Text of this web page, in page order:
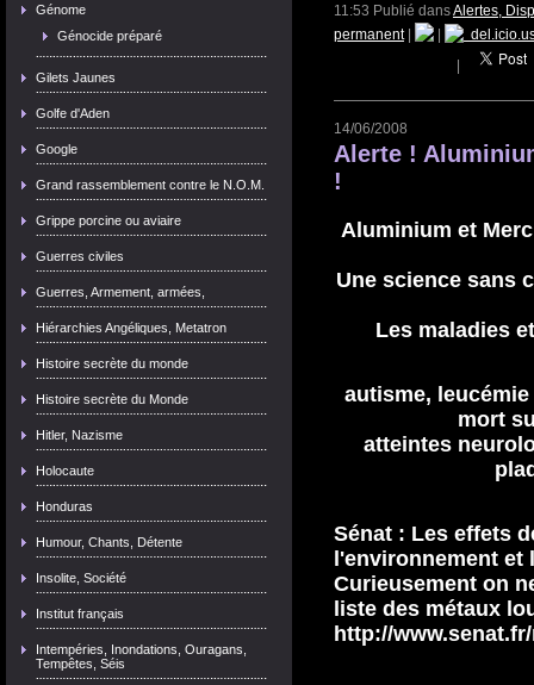
Génome
Génocide préparé
Gilets Jaunes
Golfe d'Aden
Google
Grand rassemblement contre le N.O.M.
Grippe porcine ou aviaire
Guerres civiles
Guerres, Armement, armées,
Hiérarchies Angéliques, Metatron
Histoire secrète du monde
Histoire secrète du Monde
Hitler, Nazisme
Holocaute
Honduras
Humour, Chants, Détente
Insolite, Société
Institut français
Intempéries, Inondations, Ouragans,
Tempêtes, Séis
11:53 Publié dansAlertes,
permanent|
14/06/2008
Alerte !
!
Aluminium et
Une science sans
Les maladies
autisme,
mort
atteintes
Sénat : Les effets
l'environnement et
Curieusement on
liste des métaux
http://